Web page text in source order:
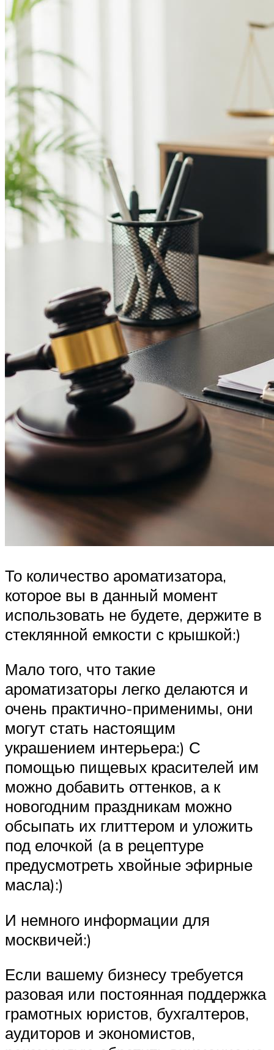
То количество ароматизатора,
которое вы в данный момент
использовать не будете, держите в
стеклянной емкости с крышкой:)
Мало того, что такие
ароматизаторы легко делаются и
очень практично-применимы, они
могут стать настоящим
украшением интерьера:) С
помощью пищевых красителей им
можно добавить оттенков, а к
новогодним праздникам можно
обсыпать их глиттером и уложить
под елочкой (а в рецептуре
предусмотреть хвойные эфирные
масла):)
И немного информации для
москвичей:)
Если вашему бизнесу требуется
разовая или постоянная поддержка
грамотных юристов, бухгалтеров,
аудиторов и экономистов,